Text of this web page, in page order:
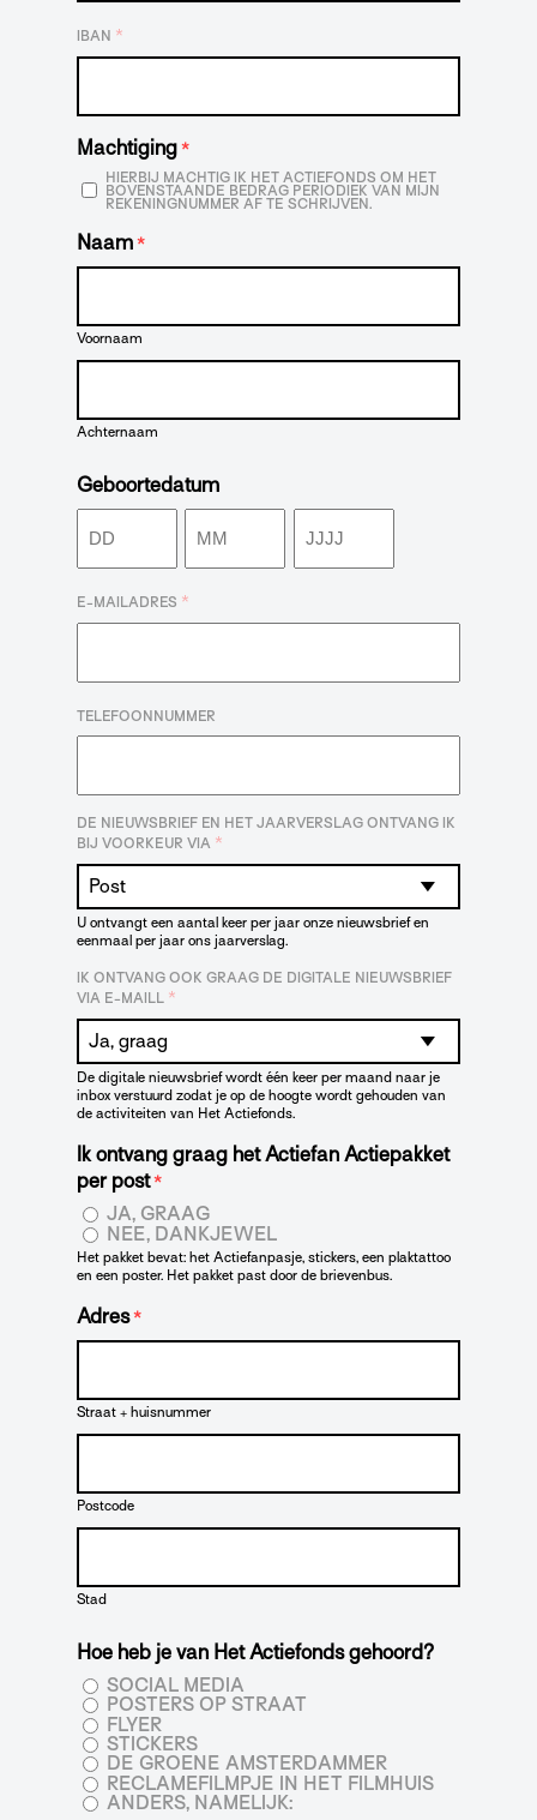
IBAN *
Machtiging *
HIERBIJ MACHTIG IK HET ACTIEFONDS OM HET
BOVENSTAANDE BEDRAG PERIODIEK VAN MIJN
REKENINGNUMMER AF TE SCHRIJVEN.
Naam *
Voornaam
Achternaam
Geboortedatum
Dag Maand Jaar
E-MAILADRES *
TELEFOONNUMMER
DE NIEUWSBRIEF EN HET JAARVERSLAG ONTVANG IK
BIJ VOORKEUR VIA *
U ontvangt een aantal keer per jaar onze nieuwsbrief en
eenmaal per jaar ons jaarverslag.
IK ONTVANG OOK GRAAG DE DIGITALE NIEUWSBRIEF
VIA E-MAILL *
De digitale nieuwsbrief wordt één keer per maand naar je
inbox verstuurd zodat je op de hoogte wordt gehouden van
de activiteiten van Het Actiefonds.
Ik ontvang graag het Actiefan Actiepakket
per post *
JA, GRAAG
NEE, DANKJEWEL
Het pakket bevat: het Actiefanpasje, stickers, een plaktattoo
en een poster. Het pakket past door de brievenbus.
Adres *
Straat + huisnummer
Postcode
Stad
Hoe heb je van Het Actiefonds gehoord?
SOCIAL MEDIA
POSTERS OP STRAAT
FLYER
STICKERS
DE GROENE AMSTERDAMMER
RECLAMEFILMPJE IN HET FILMHUIS
ANDERS, NAMELIJK: